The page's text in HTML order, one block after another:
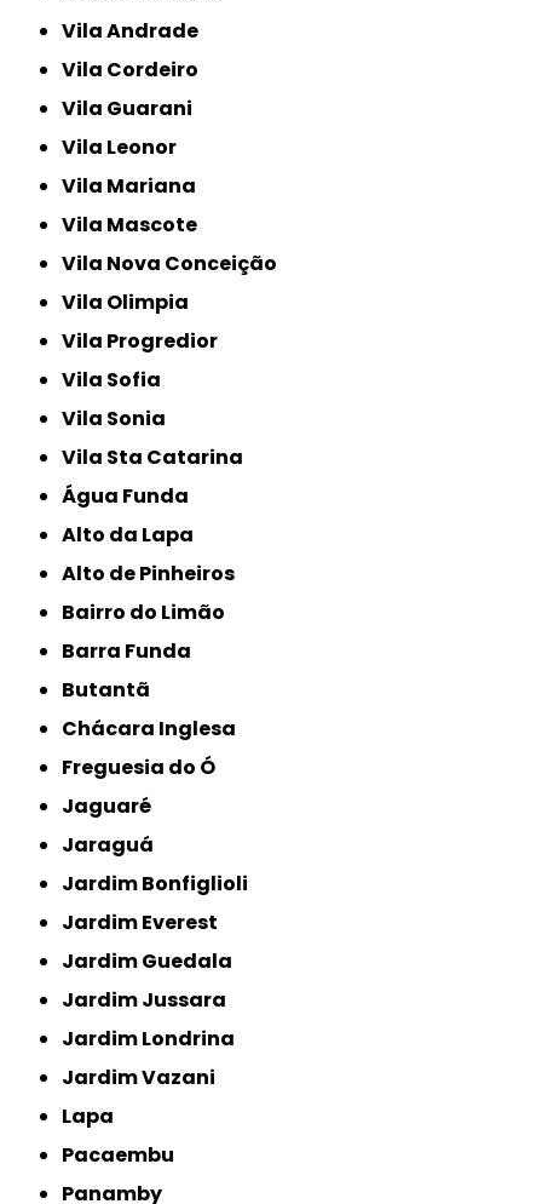
Vila Andrade
Vila Cordeiro
Vila Guarani
Vila Leonor
Vila Mariana
Vila Mascote
Vila Nova Conceição
Vila Olimpia
Vila Progredior
Vila Sofia
Vila Sonia
Vila Sta Catarina
Água Funda
Alto da Lapa
Alto de Pinheiros
Bairro do Limão
Barra Funda
Butantã
Chácara Inglesa
Freguesia do Ó
Jaguaré
Jaraguá
Jardim Bonfiglioli
Jardim Everest
Jardim Guedala
Jardim Jussara
Jardim Londrina
Jardim Vazani
Lapa
Pacaembu
Panamby